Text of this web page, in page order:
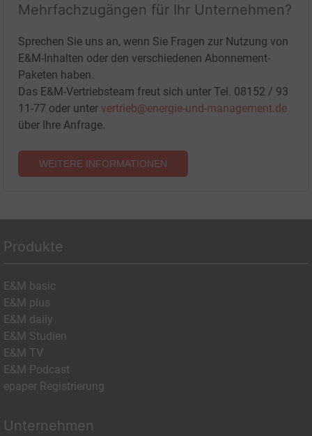
Mehrfachzugängen für Ihr Unternehmen?
Sprechen Sie uns an, wenn Sie Fragen zur Nutzung von
E&M-Inhalten oder den verschiedenen Abonnement-
Paketen haben.
Das E&M-Vertriebsteam freut sich unter Tel. 08152 / 93
11-77 oder unter vertrieb@energie-und-management.de
über Ihre Anfrage.
WEITERE INFORMATIONEN
Produkte
E&M basic
E&M plus
E&M daily
E&M Studien
E&M TV
E&M Podcast
epaper Registrierung
Unternehmen